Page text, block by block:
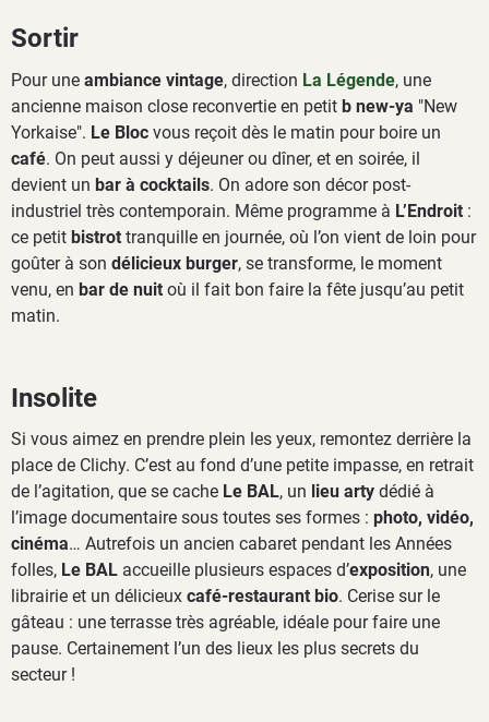
Sortir
Pour une ambiance vintage, direction La Légende, une
ancienne maison close reconvertie en petit b new-ya "New
Yorkaise". Le Bloc vous reçoit dès le matin pour boire un
café. On peut aussi y déjeuner ou dîner, et en soirée, il
devient un bar à cocktails. On adore son décor post-
industriel très contemporain. Même programme à L’Endroit :
ce petit bistrot tranquille en journée, où l’on vient de loin pour
goûter à son délicieux burger, se transforme, le moment
venu, en bar de nuit où il fait bon faire la fête jusqu’au petit
matin.
Insolite
Si vous aimez en prendre plein les yeux, remontez derrière la
place de Clichy. C’est au fond d’une petite impasse, en retrait
de l’agitation, que se cache Le BAL, un lieu arty dédié à
l’image documentaire sous toutes ses formes : photo, vidéo,
cinéma… Autrefois un ancien cabaret pendant les Années
folles, Le BAL accueille plusieurs espaces d’exposition, une
librairie et un délicieux café-restaurant bio. Cerise sur le
gâteau : une terrasse très agréable, idéale pour faire une
pause. Certainement l’un des lieux les plus secrets du
secteur !